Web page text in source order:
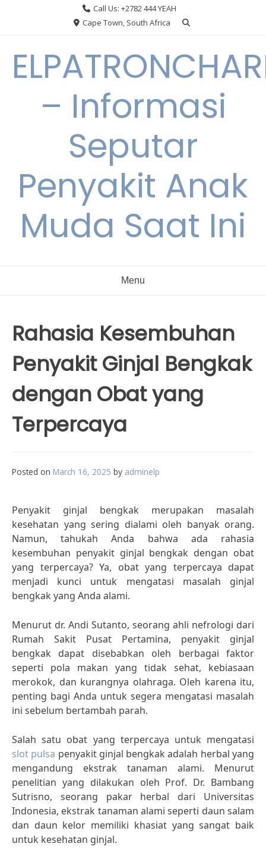
Call Us: +2782 444 YEAH
Cape Town, South Africa
– Informasi
Seputar
Penyakit Anak
Muda Saat Ini
Menu
Rahasia Kesembuhan
Penyakit Ginjal Bengkak
dengan Obat yang
Terpercaya
Posted on March 16, 2025 by adminelp
Penyakit ginjal bengkak merupakan masalah
kesehatan yang sering dialami oleh banyak orang.
Namun, tahukah Anda bahwa ada rahasia
kesembuhan penyakit ginjal bengkak dengan obat
yang terpercaya? Ya, obat yang terpercaya dapat
menjadi kunci untuk mengatasi masalah ginjal
bengkak yang Anda alami.
Menurut dr. Andi Sutanto, seorang ahli nefrologi dari
Rumah Sakit Pusat Pertamina, penyakit ginjal
bengkak dapat disebabkan oleh berbagai faktor
seperti pola makan yang tidak sehat, kebiasaan
merokok, dan kurangnya olahraga. Oleh karena itu,
penting bagi Anda untuk segera mengatasi masalah
ini sebelum bertambah parah.
Salah satu obat yang terpercaya untuk mengatasi
slot pulsa penyakit ginjal bengkak adalah herbal yang
mengandung ekstrak tanaman alami. Menurut
penelitian yang dilakukan oleh Prof. Dr. Bambang
Sutrisno, seorang pakar herbal dari Universitas
Indonesia, ekstrak tanaman alami seperti daun salam
dan daun kelor memiliki khasiat yang sangat baik
untuk kesehatan ginjal.